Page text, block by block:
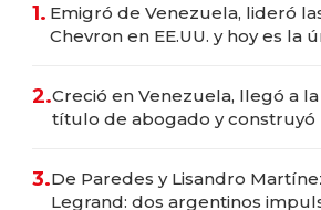
1. Emigró de Venezuela, lideró
Chevron en EE.UU. y hoy es la
2.Creció en Venezuela, llegó a
título de abogado y construyó
3.De Paredes y Lisandro
Legrand: dos argentinos